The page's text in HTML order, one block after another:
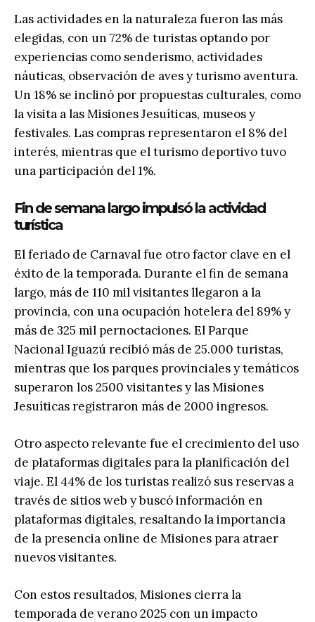
Las actividades en la naturaleza fueron las más
elegidas, con un 72% de turistas optando por
experiencias como senderismo, actividades
náuticas, observación de aves y turismo aventura.
Un 18% se inclinó por propuestas culturales, como
la visita a las Misiones Jesuíticas, museos y
festivales. Las compras representaron el 8% del
interés, mientras que el turismo deportivo tuvo
una participación del 1%.
Fin de semana largo impulsó la actividad
turística
El feriado de Carnaval fue otro factor clave en el
éxito de la temporada. Durante el fin de semana
largo, más de 110 mil visitantes llegaron a la
provincia, con una ocupación hotelera del 89% y
más de 325 mil pernoctaciones. El Parque
Nacional Iguazú recibió más de 25.000 turistas,
mientras que los parques provinciales y temáticos
superaron los 2500 visitantes y las Misiones
Jesuíticas registraron más de 2000 ingresos.
Otro aspecto relevante fue el crecimiento del uso
de plataformas digitales para la planificación del
viaje. El 44% de los turistas realizó sus reservas a
través de sitios web y buscó información en
plataformas digitales, resaltando la importancia
de la presencia online de Misiones para atraer
nuevos visitantes.
Con estos resultados, Misiones cierra la
temporada de verano 2025 con un impacto